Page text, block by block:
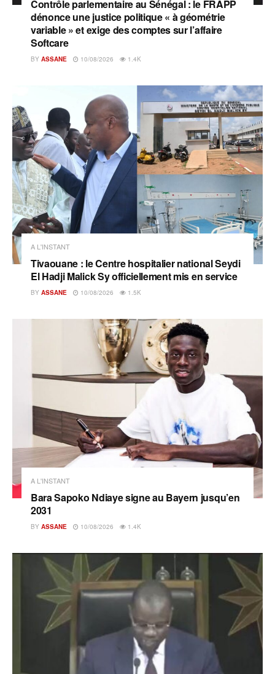
Contrôle parlementaire au Sénégal : le FRAPP
dénonce une justice politique « à géométrie
variable » et exige des comptes sur l’affaire
Softcare
BY ASSANE 10/08/2026 1.4K
A L'INSTANT
Tivaouane : le Centre hospitalier national Seydi
El Hadji Malick Sy officiellement mis en service
BY ASSANE 10/08/2026 1.5K
A L'INSTANT
Bara Sapoko Ndiaye signe au Bayern jusqu’en
2031
BY ASSANE 10/08/2026 1.4K